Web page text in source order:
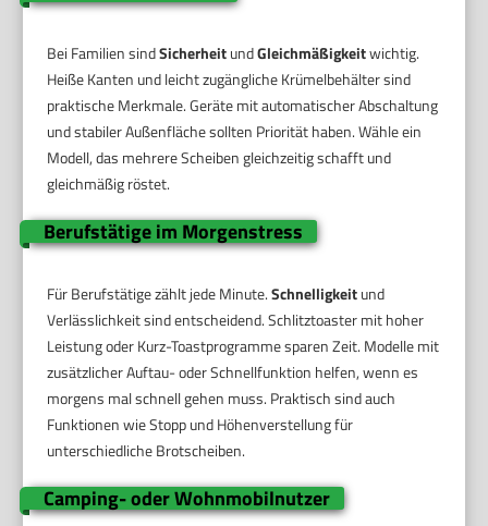
Bei Familien sindSicherheitundGleichmäßigkeitwichtig.
Heiße Kanten und leicht zugängliche Krümelbehälter sind
praktische Merkmale. Geräte mit automatischer Abschaltung
und stabiler Außenfläche sollten Priorität haben. Wähle ein
Modell, das mehrere Scheiben gleichzeitig schafft und
gleichmäßig röstet.
Berufstätige im Morgenstress
Für Berufstätige zählt jede Minute.Schnelligkeitund
Verlässlichkeit sind entscheidend. Schlitztoaster mit hoher
Leistung oder Kurz-Toastprogramme sparen Zeit. Modelle mit
zusätzlicher Auftau- oder Schnellfunktion helfen, wenn es
morgens mal schnell gehen muss. Praktisch sind auch
Funktionen wie Stopp und Höhenverstellung für
unterschiedliche Brotscheiben.
Camping- oder Wohnmobilnutzer